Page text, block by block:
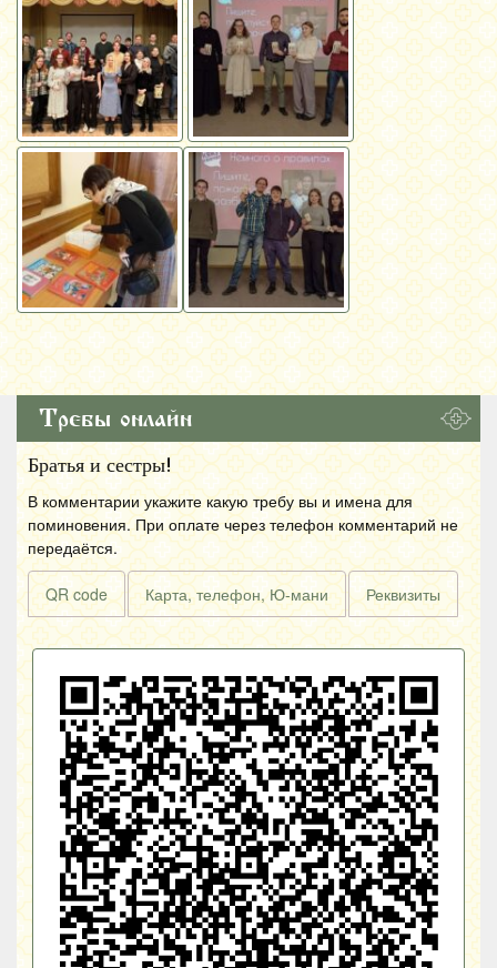
Требы онлайн
Братья и сестры!
В комментарии укажите какую требу вы и имена для
поминовения. При оплате через телефон комментарий не
передаётся.
QR code Карта, телефон, Ю-мани Реквизиты